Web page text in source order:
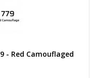
- Red Camouflaged